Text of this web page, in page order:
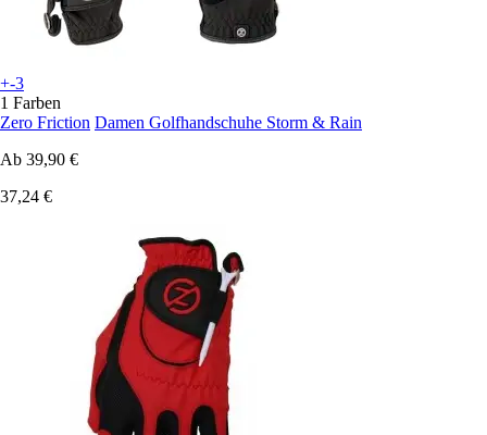
+-3
1 Farben
Zero Friction Damen Golfhandschuhe Storm & Rain
Ab 39,90 €
37,24 €